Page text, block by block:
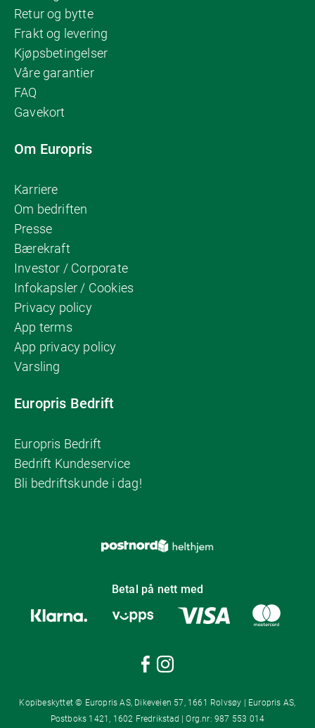
Retur og bytte
Frakt og levering
Kjøpsbetingelser
Våre garantier
FAQ
Gavekort
Om Europris
Karriere
Om bedriften
Presse
Bærekraft
Investor / Corporate
Infokapsler / Cookies
Privacy policy
App terms
App privacy policy
Varsling
Europris Bedrift
Europris Bedrift
Bedrift Kundeservice
Bli bedriftskunde i dag!
Betal på nett med
Kopibeskyttet © Europris AS, Dikeveien 57, 1661 Rolvsøy | Europris AS,
Postboks 1421, 1602 Fredrikstad | Org.nr: 987 553 014